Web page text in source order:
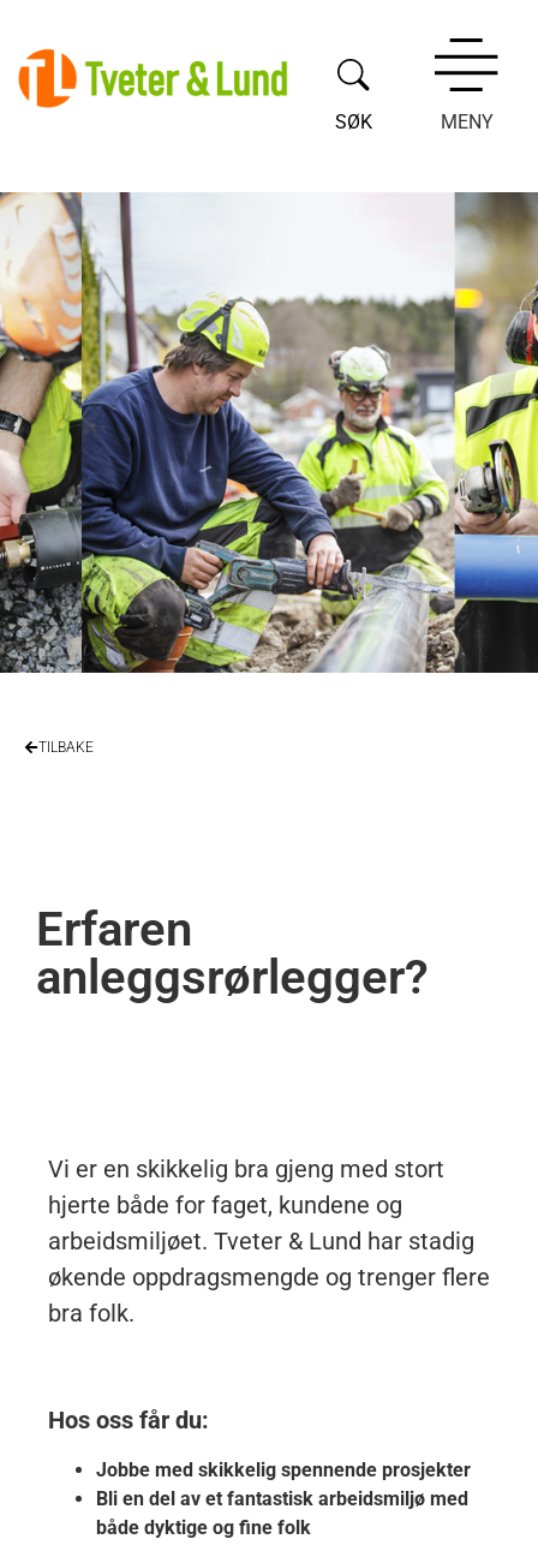
SØK MENY
TILBAKE
Erfaren
anleggsrørlegger?
Vi er en skikkelig bra gjeng med stort
hjerte både for faget, kundene og
arbeidsmiljøet. Tveter & Lund har stadig
økende oppdragsmengde og trenger flere
bra folk.
Hos oss får du:
Jobbe med skikkelig spennende prosjekter
Bli en del av et fantastisk arbeidsmiljø med
både dyktige og fine folk